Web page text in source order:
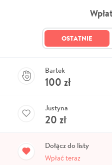
OSTATNIE
Bartek
100 zł
Justyna
20 zł
Dołącz do listy
Wpłać teraz